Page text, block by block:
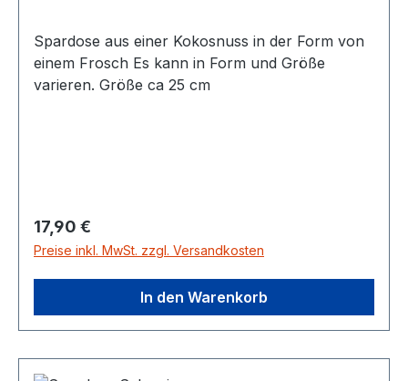
Spardose aus einer Kokosnuss in der Form von
einem Frosch Es kann in Form und Größe
varieren. Größe ca 25 cm
Regulärer Preis:
17,90 €
Preise inkl. MwSt. zzgl. Versandkosten
In den Warenkorb